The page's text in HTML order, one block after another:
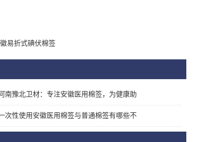
易折式碘伏棉签
南豫北卫材：专注安徽医用棉签，为健康助
次性使用安徽医用棉签与普通棉签有哪些不